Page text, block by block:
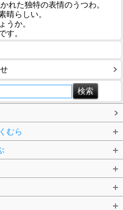
れた独特の表情のうつわ。
晴らしい。
うか。
す。
むら